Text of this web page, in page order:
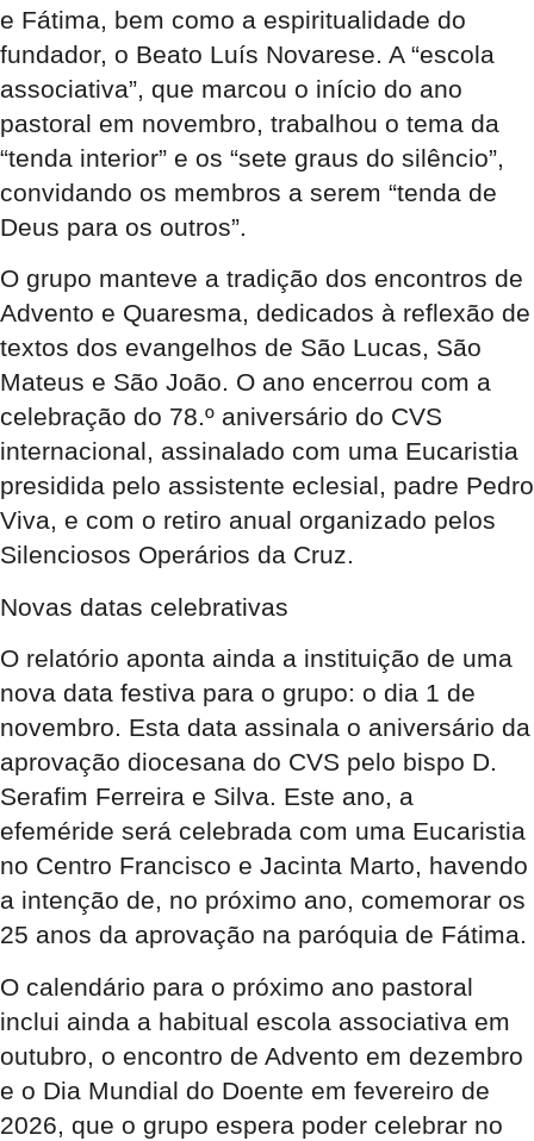
e Fátima, bem como a espiritualidade do
fundador, o Beato Luís Novarese. A “escola
associativa”, que marcou o início do ano
pastoral em novembro, trabalhou o tema da
“tenda interior” e os “sete graus do silêncio”,
convidando os membros a serem “tenda de
Deus para os outros”.
O grupo manteve a tradição dos encontros de
Advento e Quaresma, dedicados à reflexão de
textos dos evangelhos de São Lucas, São
Mateus e São João. O ano encerrou com a
celebração do 78.º aniversário do CVS
internacional, assinalado com uma Eucaristia
presidida pelo assistente eclesial, padre Pedro
Viva, e com o retiro anual organizado pelos
Silenciosos Operários da Cruz.
Novas datas celebrativas
O relatório aponta ainda a instituição de uma
nova data festiva para o grupo: o dia 1 de
novembro. Esta data assinala o aniversário da
aprovação diocesana do CVS pelo bispo D.
Serafim Ferreira e Silva. Este ano, a
efeméride será celebrada com uma Eucaristia
no Centro Francisco e Jacinta Marto, havendo
a intenção de, no próximo ano, comemorar os
25 anos da aprovação na paróquia de Fátima.
O calendário para o próximo ano pastoral
inclui ainda a habitual escola associativa em
outubro, o encontro de Advento em dezembro
e o Dia Mundial do Doente em fevereiro de
2026, que o grupo espera poder celebrar no